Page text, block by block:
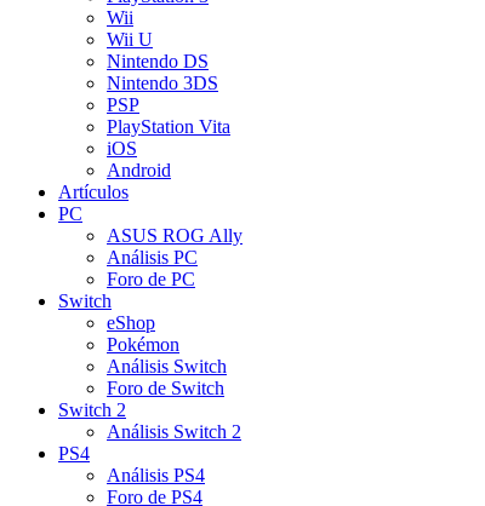
Wii
Wii U
Nintendo DS
Nintendo 3DS
PSP
PlayStation Vita
iOS
Android
Artículos
PC
ASUS ROG Ally
Análisis PC
Foro de PC
Switch
eShop
Pokémon
Análisis Switch
Foro de Switch
Switch 2
Análisis Switch 2
PS4
Análisis PS4
Foro de PS4